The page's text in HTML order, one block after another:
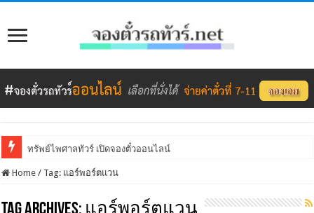
ทรัพย์ไพศาลทัวร์ เปิดจองตั๋วออนไลน์
Home / Tag: แอร์พอร์ตแวน